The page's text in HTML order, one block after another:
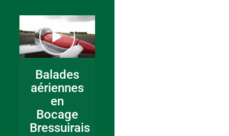
Balades
aériennes
en
Bocage
Bressuirais